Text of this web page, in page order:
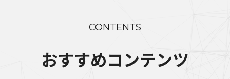
CONTENTS
おすすめコンテンツ